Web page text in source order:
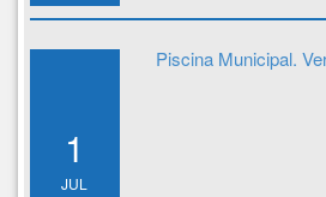
1
JUL
Piscina Municipal.